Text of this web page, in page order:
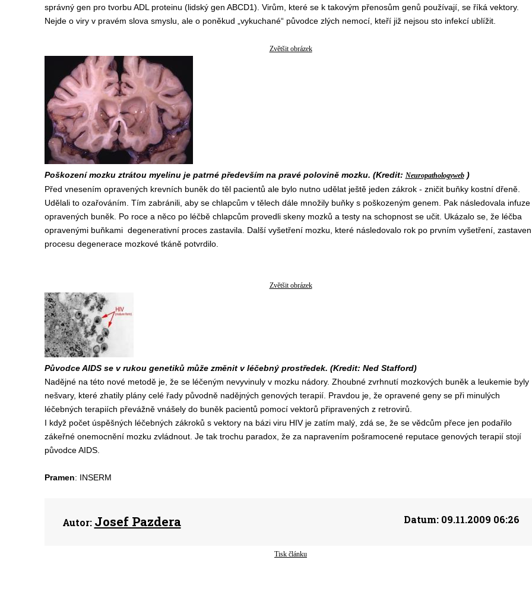
správný gen pro tvorbu ADL proteinu (lidský gen ABCD1). Virům, které se k takovým přenosům genů používají, se říká vektory.
Nejde o viry v pravém slova smyslu, ale o poněkud „vykuchané“ původce zlých nemocí, kteří již nejsou sto infekcí ublížit.
Zvětšit obrázek
Poškození mozku ztrátou myelinu je patrné především na pravé polovině mozku. (Kredit: Neuropathologyweb)
Před vnesením opravených krevních buněk do těl pacientů ale bylo nutno udělat ještě jeden zákrok - zničit buňky kostní dřeně.
Udělali to ozařováním. Tím zabránili, aby se chlapcům v tělech dále množily buňky s poškozeným genem. Pak následovala infuze
opravených buněk. Po roce a něco po léčbě chlapcům provedli skeny mozků a testy na schopnost se učit. Ukázalo se, že léčba
opravenými buňkami degenerativní proces zastavila. Další vyšetření mozku, které následovalo rok po prvním vyšetření,
procesu degenerace mozkové tkáně potvrdilo.
Zvětšit obrázek
Původce AIDS se v rukou genetiků může změnit v léčebný prostředek. (Kredit: Ned Stafford)
Nadějné na této nové metodě je, že se léčeným nevyvinuly v mozku nádory. Zhoubné zvrhnutí mozkových buněk a leukemie byly
nešvary, které zhatily plány celé řady původně nadějných genových terapií. Pravdou je, že opravené geny se při minulých
léčebných terapiích převážně vnášely do buněk pacientů pomocí vektorů připravených z retrovirů.
I když počet úspěšných léčebných zákroků s vektory na bázi viru HIV je zatím malý, zdá se, že se vědcům přece jen podařilo
zákeřné onemocnění mozku zvládnout. Je tak trochu paradox, že za napravením pošramocené reputace genových terapií stojí
původce AIDS.
Pramen: INSERM
Autor: Josef Pazdera Datum:09.11.2009 06:26
Tisk článku